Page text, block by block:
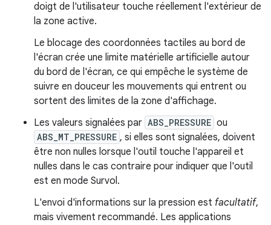
doigt de l'utilisateur touche réellement l'extérieur de
la zone active.
Le blocage des coordonnées tactiles au bord de
l'écran crée une limite matérielle artificielle autour
du bord de l'écran, ce qui empêche le système de
suivre en douceur les mouvements qui entrent ou
sortent des limites de la zone d'affichage.
Les valeurs signalées par ABS_PRESSURE ou
ABS_MT_PRESSURE , si elles sont signalées, doivent
être non nulles lorsque l'outil touche l'appareil et
nulles dans le cas contraire pour indiquer que l'outil
est en mode Survol.
L'envoi d'informations sur la pression est facultatif,
mais vivement recommandé. Les applications